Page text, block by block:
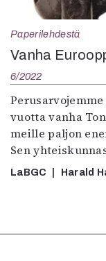
Paperilehdestä
Vanha
6/2022
vuotta vanha
meille paljon
Sen
LaBGC Harald